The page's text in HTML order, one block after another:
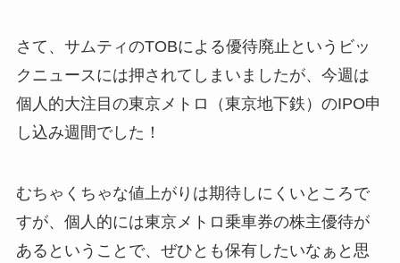
さて、サムティのTOBによる優待廃止というビッ
クニュースには押されてしまいましたが、今週は
個人的大注目の東京メトロ（東京地下鉄）のIPO申
し込み週間でした！
むちゃくちゃな値上がりは期待しにくいところで
すが、個人的には東京メトロ乗車券の株主優待が
あるということで、ぜひとも保有したいなぁと思